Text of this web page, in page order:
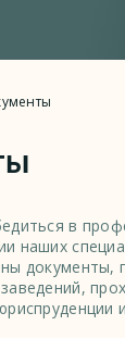
в
наших